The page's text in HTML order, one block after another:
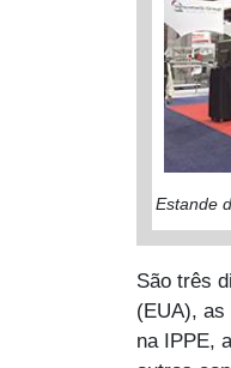
Estande
São três
(EUA), as
na IPPE,